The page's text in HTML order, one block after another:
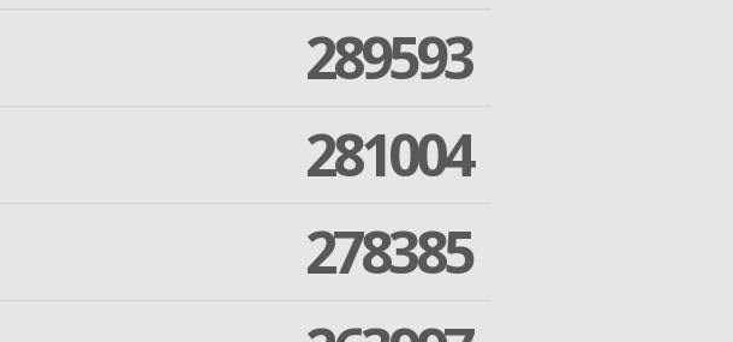
289593
281004
278385